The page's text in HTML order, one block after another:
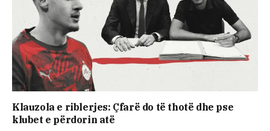
Klauzola e riblerjes: Çfarë do të thotë dhe pse
klubet e përdorin atë